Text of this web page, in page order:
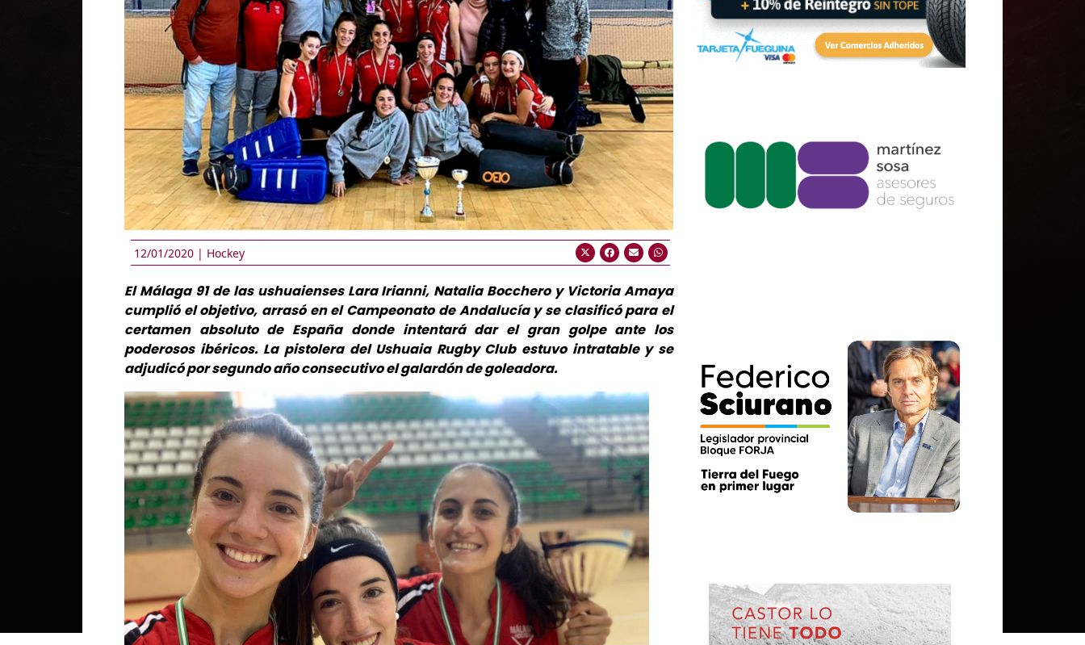
12/01/2020 | Hockey
El Málaga 91 de las ushuaienses Lara Irianni, Natalia Bocchero y Victoria Amaya
cumplió el objetivo, arrasó en el Campeonato de Andalucía y se clasificó para el
certamen absoluto de España donde intentará dar el gran golpe ante los
poderosos ibéricos. La pistolera del Ushuaia Rugby Club estuvo intratable y se
adjudicó por segundo año consecutivo el galardón de goleadora.